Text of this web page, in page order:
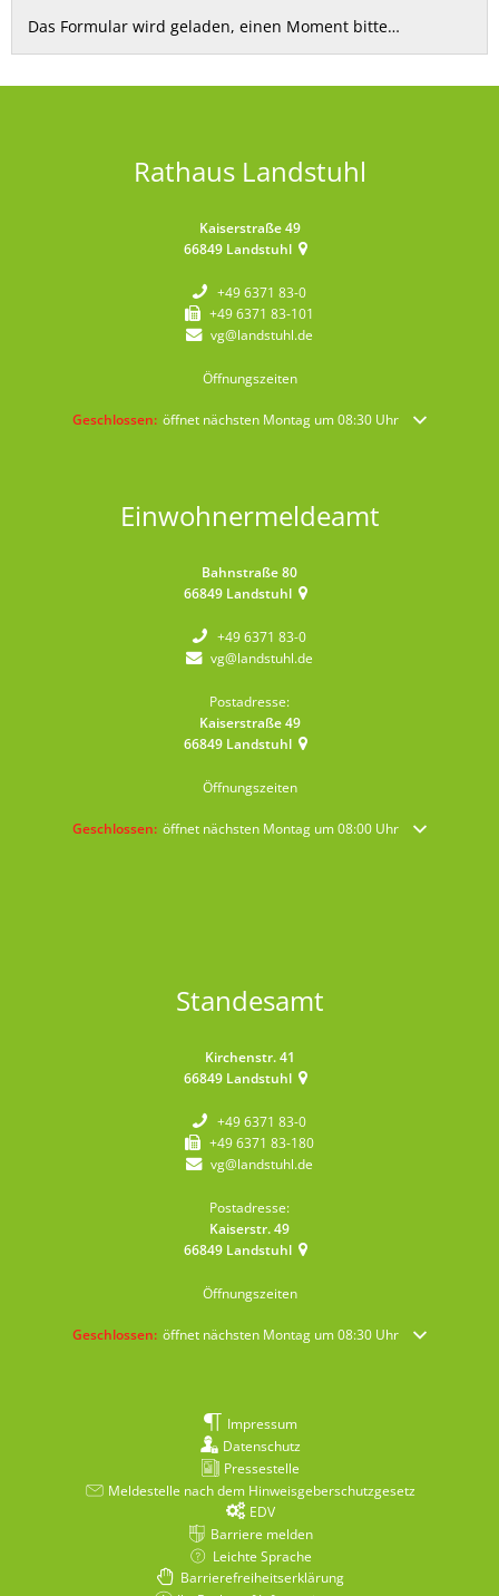
Das Formular wird geladen, einen Moment bitte…
Rathaus Landstuhl
Kaiserstraße 49
66849 Landstuhl
+49 6371 83-0
+49 6371 83-101
vg@landstuhl.de
Öffnungszeiten
Klicken, um weitere Öffnungs- oder Schließzeiten auszublenden
Geschlossen: öffnet nächsten Montag um 08:30 Uhr
Einwohnermeldeamt
Bahnstraße 80
66849 Landstuhl
+49 6371 83-0
vg@landstuhl.de
Postadresse:
Kaiserstraße 49
66849 Landstuhl
Öffnungszeiten
Klicken, um weitere Öffnungs- oder Schließzeiten auszublenden
Geschlossen: öffnet nächsten Montag um 08:00 Uhr
Standesamt
Kirchenstr. 41
66849 Landstuhl
+49 6371 83-0
+49 6371 83-180
vg@landstuhl.de
Postadresse:
Kaiserstr. 49
66849 Landstuhl
Öffnungszeiten
Klicken, um weitere Öffnungs- oder Schließzeiten auszublenden
Geschlossen: öffnet nächsten Montag um 08:30 Uhr
Impressum
Datenschutz
Pressestelle
Meldestelle nach dem Hinweisgeberschutzgesetz
EDV
Barriere melden
Leichte Sprache
Barrierefreiheitserklärung